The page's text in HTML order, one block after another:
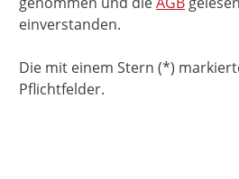
einverstanden.
Die mit einem Stern (*)
Pflichtfelder.